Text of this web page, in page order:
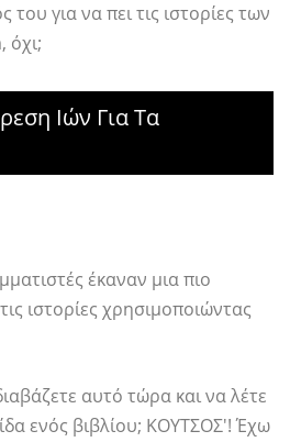
για να πει τις ιστορίες των
όχι;
Ιών Για Τα
έκαναν μια πιο
ιστορίες χρησιμοποιώντας
αυτό τώρα και να λέτε
ενός βιβλίου; ΚΟΥΤΣΟΣ'! Έχω